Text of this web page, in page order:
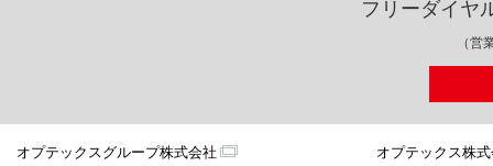
フリーダイヤ
（営
オプテックスグループ株式会社
オプテックス株